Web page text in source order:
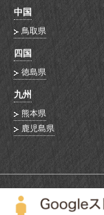
中国
鳥取県
四国
徳島県
九州
熊本県
鹿児島県